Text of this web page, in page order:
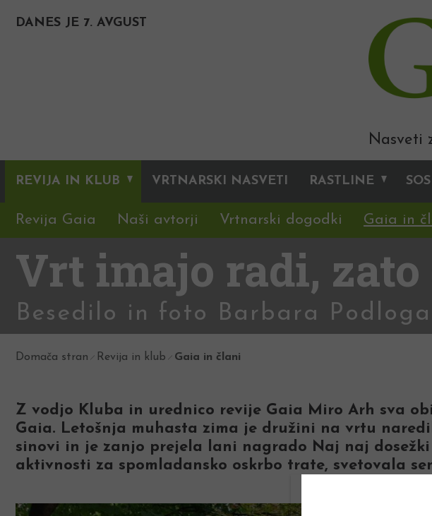
DANES JE 7. AVGUST
Nasveti
REVIJA IN KLUB VRTNARSKI NASVETI RASTLINE SOS
Revija Gaia Naši avtorji Vrtnarski dogodki Gaia in
Vrt imajo radi, zato
Besedilo in foto Barbara
Domača stran Revija in klub Gaia in člani
Z vodjo Kluba in urednico revije Gaia Miro Arh sva
Gaia. Letošnja muhasta zima je družini na vrtu
sinovi in je zanjo prejela lani nagrado Naj naj
aktivnosti za spomladansko oskrbo trate, svetovala